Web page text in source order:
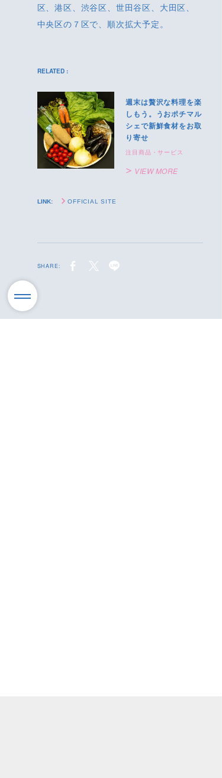
区、港区、渋谷区、世田谷区、大田区、
中央区の７区で、順次拡大予定。
RELATED :
週末は贅沢な料理を楽
しもう。うおポチマル
シェで新鮮食材をお取
り寄せ
注目商品・サービス
VIEW MORE
LINK: OFFICIAL SITE
SHARE: